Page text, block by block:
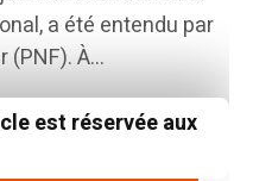
a été entendu par
À...
est réservée aux